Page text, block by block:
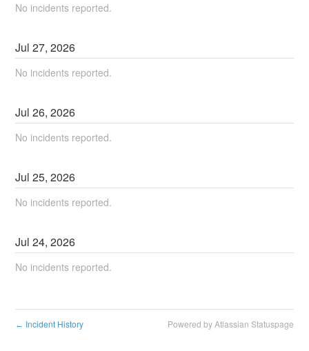
No incidents reported.
Jul27,2026
No incidents reported.
Jul26,2026
No incidents reported.
Jul25,2026
No incidents reported.
Jul24,2026
No incidents reported.
← Incident History Powered by Atlassian Statuspage